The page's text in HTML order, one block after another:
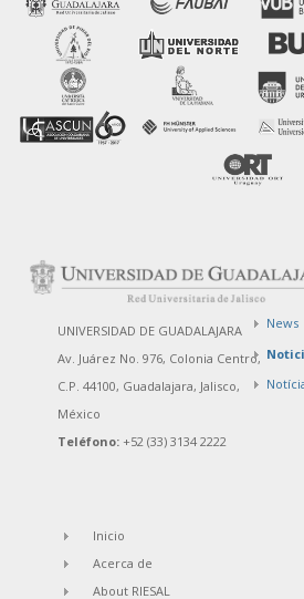
UNIVERSIDAD DE GUADALAJARA
Av. Juárez No. 976, Colonia Centro,
C.P. 44100, Guadalajara, Jalisco,
México
Teléfono: +52 (33) 3134 2222
News
Inicio
Acerca de
About RIESAL